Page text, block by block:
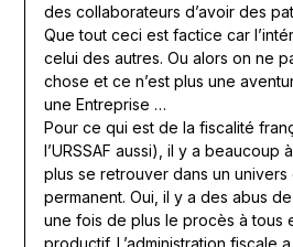
des collaborateurs d’avoir des
Que tout ceci est factice car
celui des autres. Ou alors on ne
chose et ce n’est plus une
une Entreprise …
Pour ce qui est de la fiscalité
l’URSSAF aussi), il y a beaucoup
plus se retrouver dans un
permanent. Oui, il y a des abus
une fois de plus le procès à tous